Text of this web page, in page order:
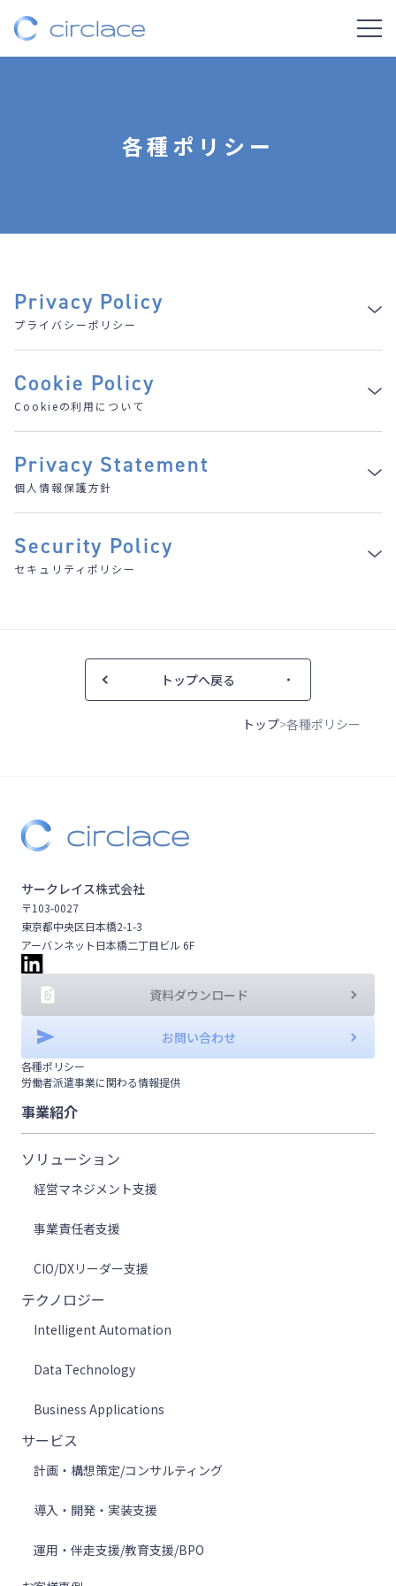
各種ポリシー
Privacy Policy
プライバシーポリシー
Cookie Policy
Cookieの利用について
Privacy Statement
個人情報保護方針
Security Policy
セキュリティポリシー
トップへ戻る
トップ 各種ポリシー
サークレイス株式会社
〒103-0027
東京都中央区日本橋2-1-3
アーバンネット日本橋二丁目ビル 6F
資料ダウンロード
お問い合わせ
各種ポリシー
労働者派遣事業に関わる情報提供
事業紹介
ソリューション
経営マネジメント支援
事業責任者支援
CIO/DXリーダー支援
テクノロジー
Intelligent Automation
Data Technology
Business Applications
サービス
計画・構想策定/コンサルティング
導入・開発・実装支援
運用・伴走支援/教育支援/BPO